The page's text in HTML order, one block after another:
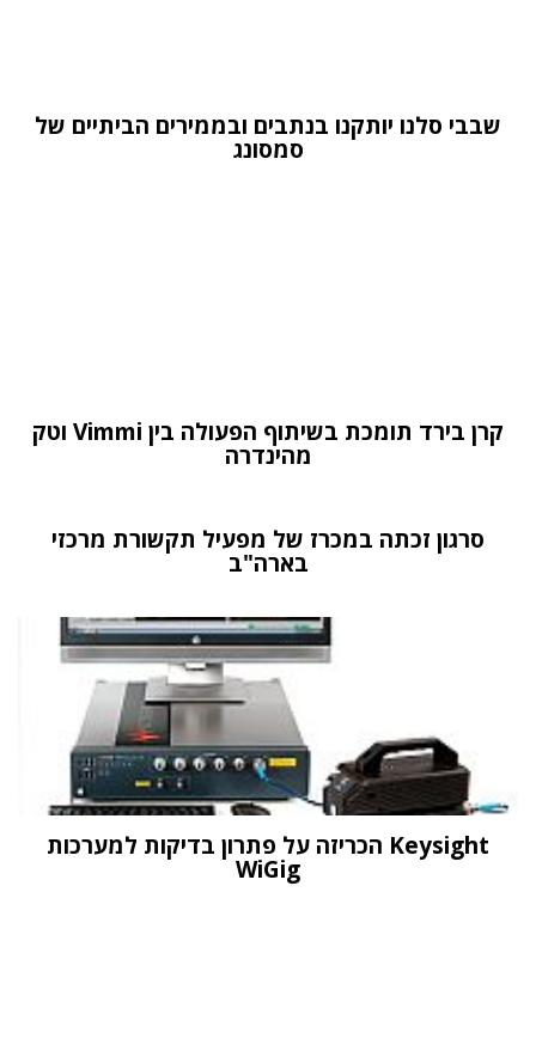
שבבי סלנו יותקנו בנתבים ובממירים הביתיים של
סמסונג
קרן בירד תומכת בשיתוף הפעולה בין Vimmi וטק
מהינדרה
סרגון זכתה במכרז של מפעיל תקשורת מרכזי
בארה"ב
Keysight הכריזה על פתרון בדיקות למערכות
WiGig